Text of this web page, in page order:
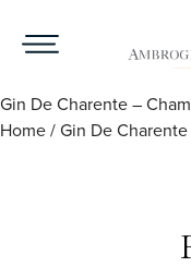
Gin De Charente –
Home/Gin De